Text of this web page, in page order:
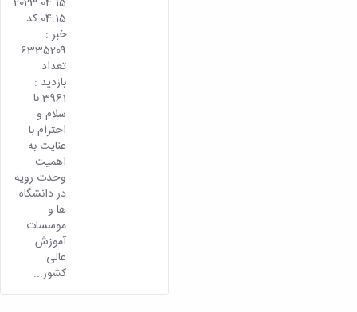
04:15 کد
خبر :
6335209
تعداد
بازدید :
3961 با
سلام و
احترام با
عنایت به
اهمیت
وحدت رویه
در دانشگاه
ها و
موسسات
آموزش
عالی
کشور...